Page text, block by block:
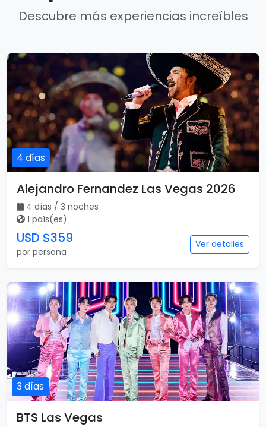
Descubre más experiencias increíbles
4 días
Alejandro Fernandez Las Vegas 2026
4 días / 3 noches
1 país(es)
USD $359
por persona
Ver detalles
3 días
BTS Las Vegas